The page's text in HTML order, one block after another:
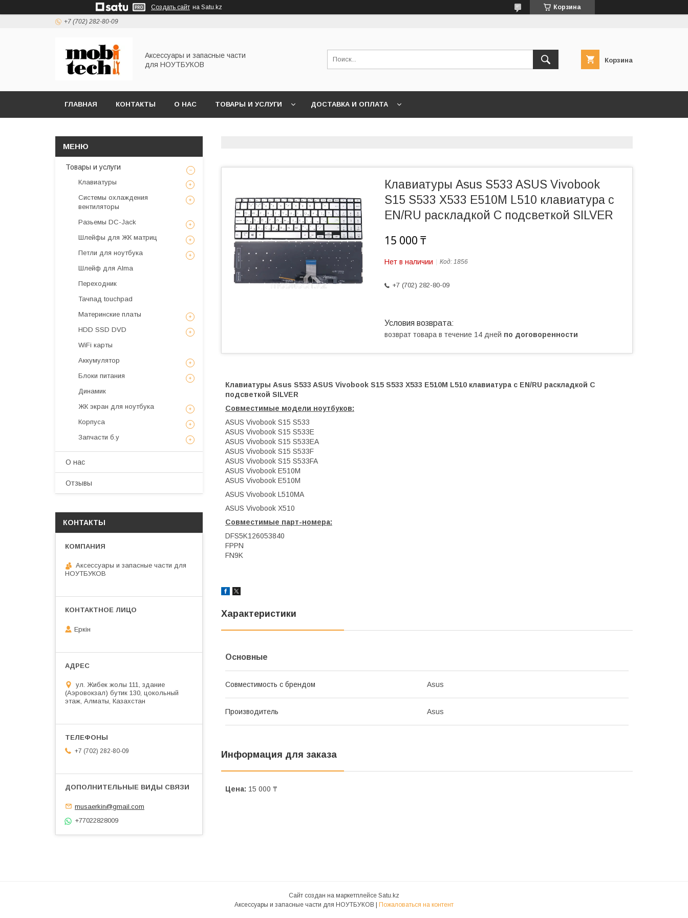
Создать сайт на Satu.kz Корзина
+7 (702) 282-80-09
Аксессуары и запасные части
для НОУТБУКОВ
Корзина
ГЛАВНАЯ КОНТАКТЫ О НАС ТОВАРЫ И УСЛУГИ ДОСТАВКА И ОПЛАТА
Клавиатуры Asus S533 ASUS Vivobook
S15 S533 X533 E510M L510 клавиатура c
EN/RU раскладкой C подсветкой SILVER
15 000 ₸
Нет в наличии Код: 1856
+7 (702) 282-80-09
возврат товара в течение 14 дней по договоренности
Клавиатуры Asus S533 ASUS Vivobook S15 S533 X533 E510M L510 клавиатура c EN/RU раскладкой C
подсветкой SILVER
Совместимые модели ноутбуков:
ASUS Vivobook S15 S533
ASUS Vivobook S15 S533E
ASUS Vivobook S15 S533EA
ASUS Vivobook S15 S533F
ASUS Vivobook S15 S533FA
ASUS Vivobook E510M
ASUS Vivobook E510M
ASUS Vivobook L510MA
ASUS Vivobook X510
Совместимые парт-номера:
DFS5K126053840
FPPN
FN9K
Характеристики
Основные
Совместимость с брендом Asus
Производитель Asus
Информация для заказа
Цена: 15 000 ₸
Товары и услуги
Клавиатуры
Системы охлаждения
вентиляторы
Разьемы DC-Jack
Шлейфы для ЖК матриц
Петли для ноутбука
Шлейф для Alma
Переходник
Тачпад touchpad
Материнские платы
HDD SSD DVD
WiFi карты
Аккумулятор
Блоки питания
Динамик
ЖК экран для ноутбука
Корпуса
Запчасти б.у
О нас
Отзывы
КОНТАКТЫ
Аксессуары и запасные части для
НОУТБУКОВ
Еркін
ул. Жибек жолы 111, здание
(Аэровокзал) бутик 130, цокольный
этаж, Алматы, Казахстан
+7 (702) 282-80-09
musaerkin@gmail.com
+77022828009
Сайт создан на маркетплейсе Satu.kz
Аксессуары и запасные части для НОУТБУКОВ | Пожаловаться на контент